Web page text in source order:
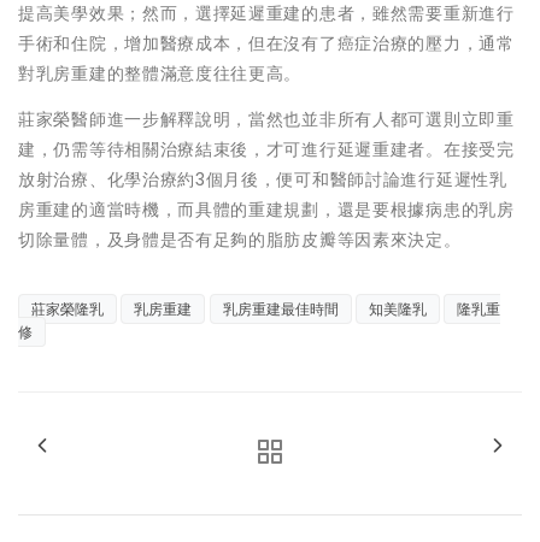
提高美學效果；然而，選擇延遲重建的患者，雖然需要重新進行
手術和住院，增加醫療成本，但在沒有了癌症治療的壓力，通常
對乳房重建的整體滿意度往往更高。
莊家榮醫師進一步解釋說明，當然也並非所有人都可選則立即重
建，仍需等待相關治療結束後，才可進行延遲重建者。在接受完
放射治療、化學治療約3個月後，便可和醫師討論進行延遲性乳
房重建的適當時機，而具體的重建規劃，還是要根據病患的乳房
切除量體，及身體是否有足夠的脂肪皮瓣等因素來決定。
莊家榮隆乳 乳房重建 乳房重建最佳時間 知美隆乳
隆乳重
修